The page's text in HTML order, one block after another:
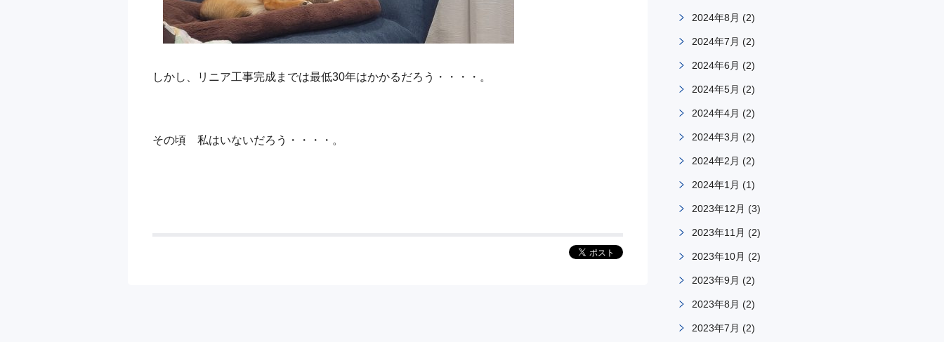
しかし、リニア工事完成までは最低30年はかかるだろう・・・・。
その頃 私はいないだろう・・・・。
2024年8月 (2)
2024年7月 (2)
2024年6月 (2)
2024年5月 (2)
2024年4月 (2)
2024年3月 (2)
2024年2月 (2)
2024年1月 (1)
2023年12月 (3)
2023年11月 (2)
2023年10月 (2)
2023年9月 (2)
2023年8月 (2)
2023年7月 (2)